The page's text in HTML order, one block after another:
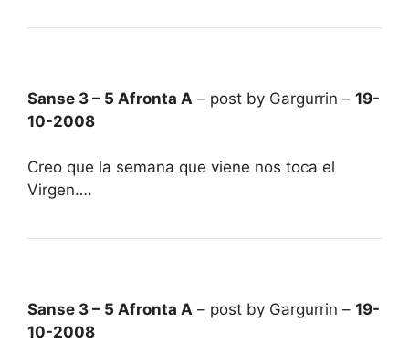
Sanse 3 – 5 Afronta A – post by Gargurrin – 19-
10-2008
Creo que la semana que viene nos toca el
Virgen….
Sanse 3 – 5 Afronta A – post by Gargurrin – 19-
10-2008